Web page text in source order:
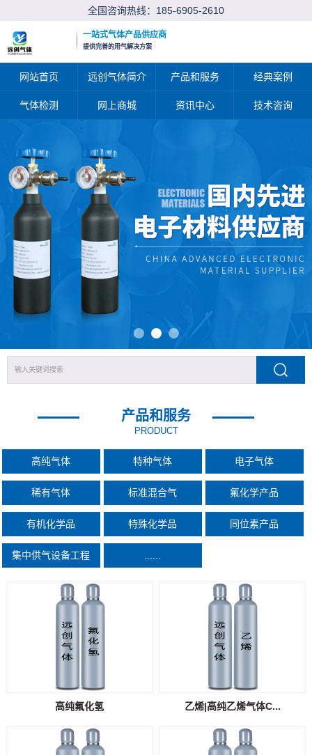
全国咨询热线： 185-6905-2610
一站式气体产品供应商
提供完善的用气解决方案
网站首页 远创气体简介 产品和服务 经典案例
气体检测 网上商城 资讯中心 技术咨询
产品和服务
PRODUCT
高纯气体 特种气体 电子气体
稀有气体 标准混合气 氟化学产品
有机化学品 特殊化学品 同位素产品
集中供气设备工程 ......
高纯氟化氢 乙烯|高纯乙烯气体C...